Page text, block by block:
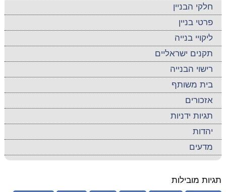
חלקי הבניין
פרטי בניין
ליקויי בנייה
תקנים ישראליים
רישוי הבנייה
בית משותף
אזכורים
תגיות ידניות
יהדות
מדעים
תגיות מובילות